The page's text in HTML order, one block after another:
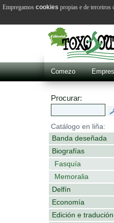
Comezo
Procurar:
Catálogo en liña:
Banda deseñada
Biografías
Fasquía
Memoralia
Delfín
Economía
Edición e tradución
Empregamos cookies propias e de terceiros